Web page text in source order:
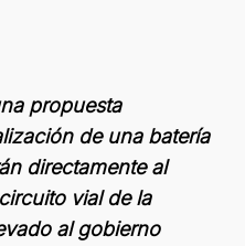
propuesta
de una batería
directamente al
vial de la
al gobierno